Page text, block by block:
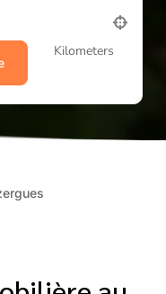
Kilometers